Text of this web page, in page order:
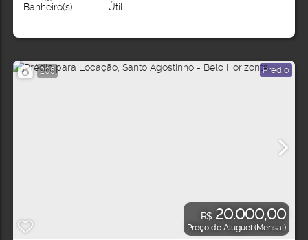
Banheiro(s)
Útil:
205 Prédio
R$ 20.000,00
Preço de Aluguel (Mensal)